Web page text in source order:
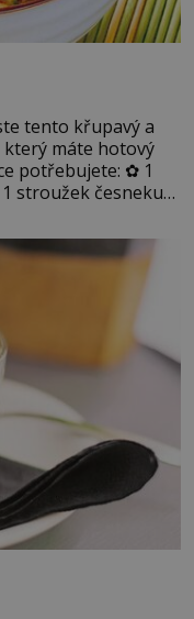
tento křupavý a
máte hotový
potřebujete: ✿ 1
stroužek česneku
1 lžičku cukru ✿ 1